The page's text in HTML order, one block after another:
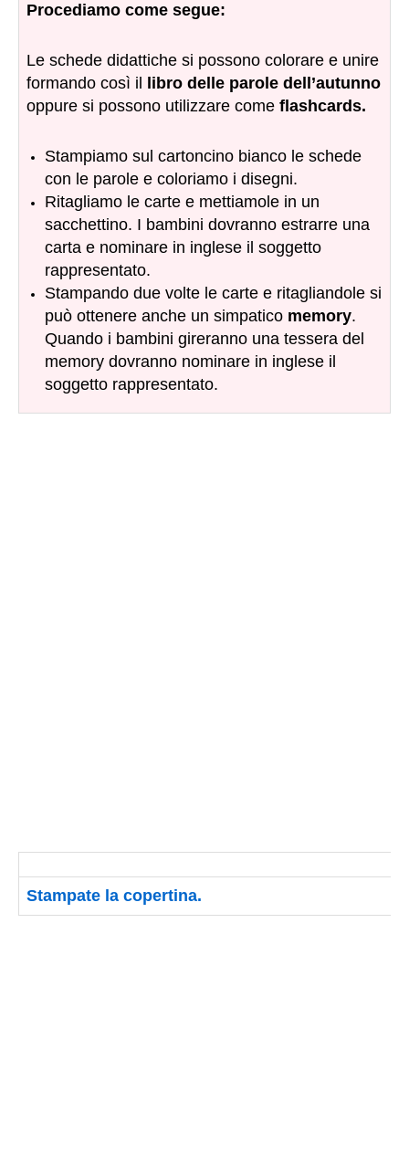
Procediamo come segue:
Le schede didattiche si possono colorare e unire
formando così il
libro delle parole dell’autunno
oppure si possono utilizzare come flashcards.
Stampiamo sul cartoncino bianco le schede
con le parole e coloriamo i disegni.
Ritagliamo le carte e mettiamole in un
sacchettino. I bambini dovranno estrarre una
carta e nominare in inglese il soggetto
rappresentato.
Stampando due volte le carte e ritagliandole si
può ottenere anche un simpatico memory.
Quando i bambini gireranno una tessera del
memory dovranno nominare in inglese il
soggetto rappresentato.
Stampate la copertina.